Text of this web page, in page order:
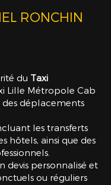
RONCHIN
du Taxi
Lille Métropole Cab
des déplacements
les transferts
hôtels, ainsi que des
devis personnalisé et
ou réguliers